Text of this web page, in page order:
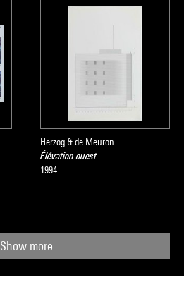
Herzog & de Meuron
Élévation ouest
1994
Show more